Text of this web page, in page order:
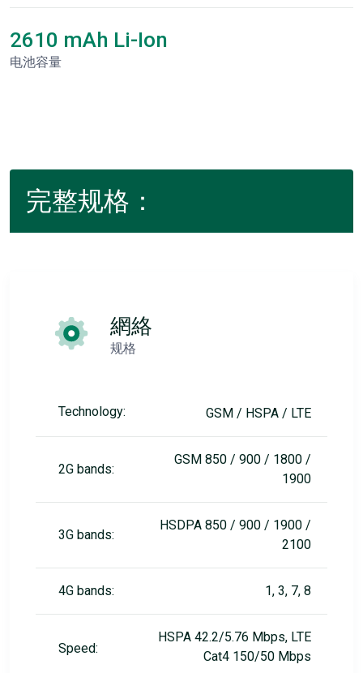
2610 mAh Li-Ion
电池容量
完整规格：
網絡
规格
Technology: GSM / HSPA / LTE
2G bands:
GSM 850 / 900 / 1800 /
1900
3G bands:
HSDPA 850 / 900 / 1900 /
2100
4G bands: 1, 3, 7, 8
Speed:
HSPA 42.2/5.76 Mbps, LTE
Cat4 150/50 Mbps